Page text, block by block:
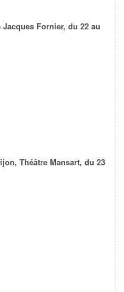
Fornier, du 22 au
Théâtre Mansart, du 23